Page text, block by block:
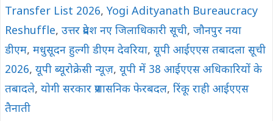
Transfer List 2026, Yogi Adityanath Bureaucracy
Reshuffle, उत्तर प्रदेश नए जिलाधिकारी सूची, जौनपुर नया
डीएम, मधुसूदन हुल्गी डीएम देवरिया, यूपी आईएएस तबादला सूची
2026, यूपी ब्यूरोक्रेसी न्यूज़, यूपी में 38 आईएएस अधिकारियों के
तबादले, योगी सरकार प्रशासनिक फेरबदल, रिंकू राही आईएएस
तैनाती